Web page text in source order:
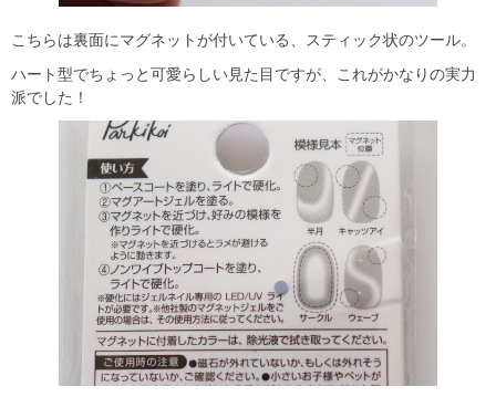
こちらは裏面にマグネットが付いている、スティック状のツール。
ハート型でちょっと可愛らしい見た目ですが、これがかなりの実力
派でした！